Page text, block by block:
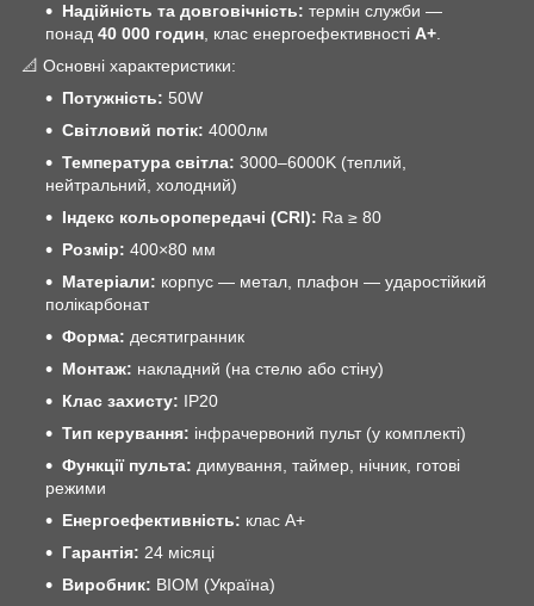
Надійність та довговічність: термін служби —
понад 40 000 годин, клас енергоефективності A+.
📐 Основні характеристики:
Потужність: 50W
Світловий потік: 4000лм
Температура світла: 3000–6000K (теплий,
нейтральний, холодний)
Індекс кольоропередачі (CRI): Ra ≥ 80
Розмір: 400×80 мм
Матеріали: корпус — метал, плафон — ударостійкий
полікарбонат
Форма: десятигранник
Монтаж: накладний (на стелю або стіну)
Клас захисту: IP20
Тип керування: інфрачервоний пульт (у комплекті)
Функції пульта: димування, таймер, нічник, готові
режими
Енергоефективність: клас A+
Гарантія: 24 місяці
Виробник: BIOM (Україна)